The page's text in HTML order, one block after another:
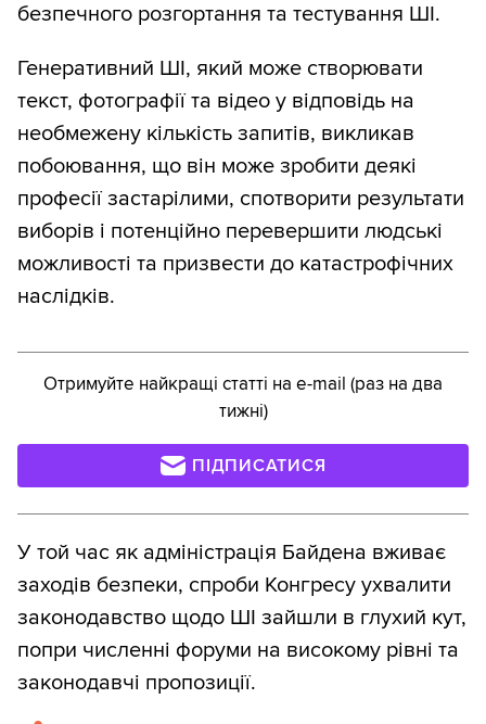
безпечного розгортання та тестування ШІ.
Генеративний ШІ, який може створювати
текст, фотографії та відео у відповідь на
необмежену кількість запитів, викликав
побоювання, що він може зробити деякі
професії застарілими, спотворити результати
виборів і потенційно перевершити людські
можливості та призвести до катастрофічних
наслідків.
Отримуйте найкращі статті на e-mail (раз на два
тижні)
ПІДПИСАТИСЯ
У той час як адміністрація Байдена вживає
заходів безпеки, спроби Конгресу ухвалити
законодавство щодо ШІ зайшли в глухий кут,
попри численні форуми на високому рівні та
законодавчі пропозиції.